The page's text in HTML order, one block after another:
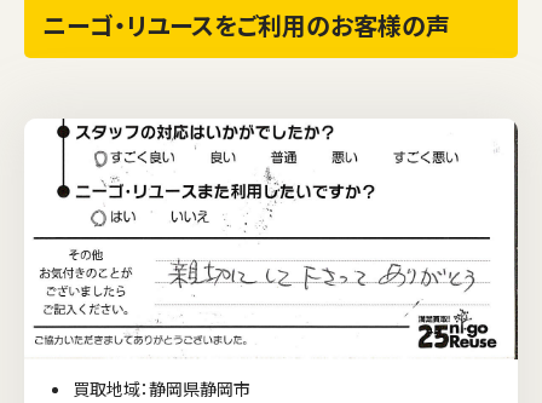
ニーゴ・リユースをご利用のお客様の声
買取地域：静岡県静岡市